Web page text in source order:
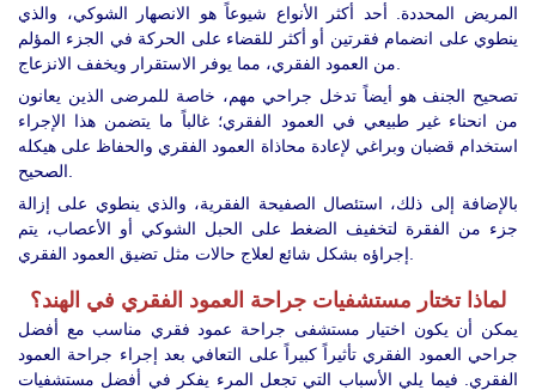
المريض المحددة. أحد أكثر الأنواع شيوعاً هو الانصهار الشوكي، والذي
ينطوي على انضمام فقرتين أو أكثر للقضاء على الحركة في الجزء المؤلم
من العمود الفقري، مما يوفر الاستقرار ويخفف الانزعاج.
تصحيح الجنف هو أيضاً تدخل جراحي مهم، خاصة للمرضى الذين يعانون
من انحناء غير طبيعي في العمود الفقري؛ غالباً ما يتضمن هذا الإجراء
استخدام قضبان وبراغي لإعادة محاذاة العمود الفقري والحفاظ على هيكله
الصحيح.
بالإضافة إلى ذلك، استئصال الصفيحة الفقرية، والذي ينطوي على إزالة
جزء من الفقرة لتخفيف الضغط على الحبل الشوكي أو الأعصاب، يتم
إجراؤه بشكل شائع لعلاج حالات مثل تضيق العمود الفقري.
لماذا تختار مستشفيات جراحة العمود الفقري في الهند؟
يمكن أن يكون اختيار مستشفى جراحة عمود فقري مناسب مع أفضل
جراحي العمود الفقري تأثيراً كبيراً على التعافي بعد إجراء جراحة العمود
الفقري. فيما يلي الأسباب التي تجعل المرء يفكر في أفضل مستشفيات